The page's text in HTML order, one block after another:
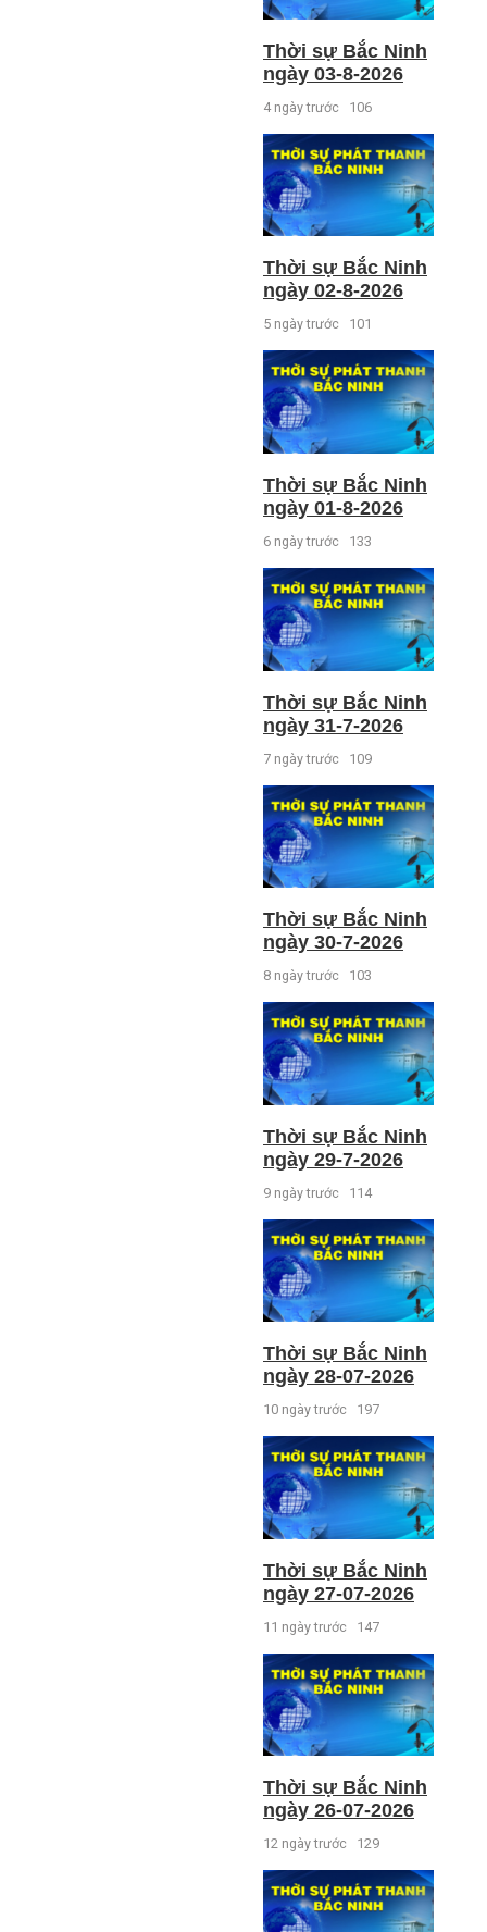
Thời sự Bắc Ninh
ngày 03-8-2026
4 ngày trước 106
Thời sự Bắc Ninh
ngày 02-8-2026
5 ngày trước 101
Thời sự Bắc Ninh
ngày 01-8-2026
6 ngày trước 133
Thời sự Bắc Ninh
ngày 31-7-2026
7 ngày trước 109
Thời sự Bắc Ninh
ngày 30-7-2026
8 ngày trước 103
Thời sự Bắc Ninh
ngày 29-7-2026
9 ngày trước 114
Thời sự Bắc Ninh
ngày 28-07-2026
10 ngày trước 197
Thời sự Bắc Ninh
ngày 27-07-2026
11 ngày trước 147
Thời sự Bắc Ninh
ngày 26-07-2026
12 ngày trước 129